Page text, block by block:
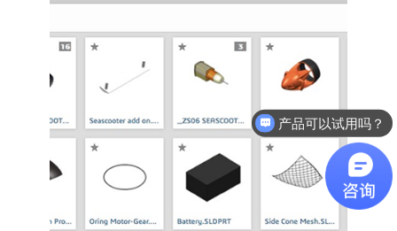
产品可以试用吗？
软件有折扣吗？